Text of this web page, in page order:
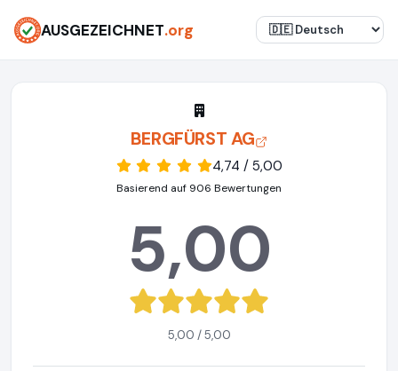
AUSGEZEICHNET.org
BERGFÜRST AG
4,74 / 5,00
Basierend auf 906 Bewertungen
5,00
5,00 / 5,00